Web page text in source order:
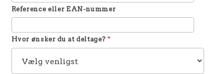
Reference eller EAN-nummer
Hvor ønsker du at deltage? *